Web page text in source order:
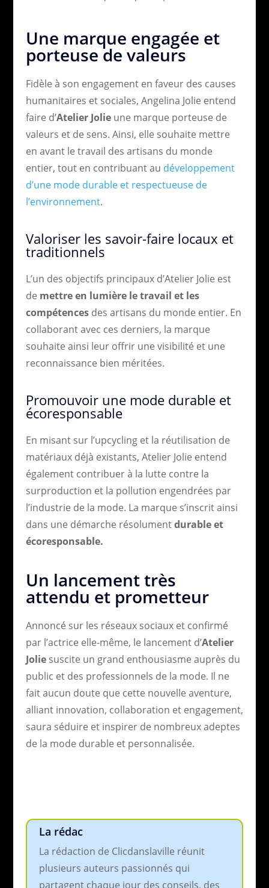
Une marque engagée et
porteuse de valeurs
Fidèle à son engagement en faveur des causes
humanitaires et sociales, Angelina Jolie entend
faire d’Atelier Jolieune marque porteuse de
valeurs et de sens. Ainsi, elle souhaite mettre
en avant le travail des artisans du monde
entier, tout en contribuant au développement
d’une mode durable et respectueuse de
l’environnement.
Valoriser les savoir-faire locaux et
traditionnels
L’un des objectifs principaux d’Atelier Jolie est
de mettre en lumière le travail et les
compétencesdes artisans du monde entier. En
collaborant avec ces derniers, la marque
souhaite ainsi leur offrir une visibilité et une
reconnaissance bien méritées.
Promouvoir une mode durable et
écoresponsable
En misant sur l’upcycling et la réutilisation de
matériaux déjà existants, Atelier Jolie entend
également contribuer à la lutte contre la
surproduction et la pollution engendrées par
l’industrie de la mode. La marque s’inscrit ainsi
dans une démarche résolumentdurable et
écoresponsable.
Un lancement très
attendu et prometteur
Annoncé sur les réseaux sociaux et confirmé
par l’actrice elle-même, le lancement d’Atelier
Joliesuscite un grand enthousiasme auprès du
public et des professionnels de la mode. Il ne
fait aucun doute que cette nouvelle aventure,
alliant innovation, collaboration et engagement,
saura séduire et inspirer de nombreux adeptes
de la mode durable et personnalisée.
La rédac
La rédaction de Clicdanslaville réunit
plusieurs auteurs passionnés qui
partagent chaque jour des conseils, des